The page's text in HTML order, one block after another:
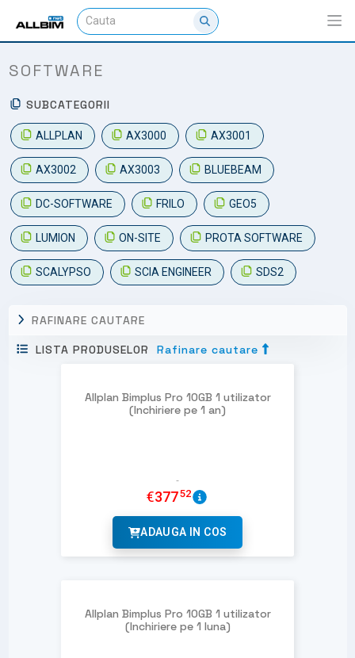
SOFTWARE
SUBCATEGORII
ALLPLAN AX3000 AX3001
AX3002 AX3003 BLUEBEAM
DC-SOFTWARE FRILO GEO5
LUMION ON-SITE PROTA SOFTWARE
SCALYPSO SCIA ENGINEER SDS2
RAFINARE CAUTARE
LISTA PRODUSELOR Rafinare cautare
Allplan Bimplus Pro 10GB 1 utilizator
(Inchiriere pe 1 an)
€37752
ADAUGA IN COS
Allplan Bimplus Pro 10GB 1 utilizator
(Inchiriere pe 1 luna)